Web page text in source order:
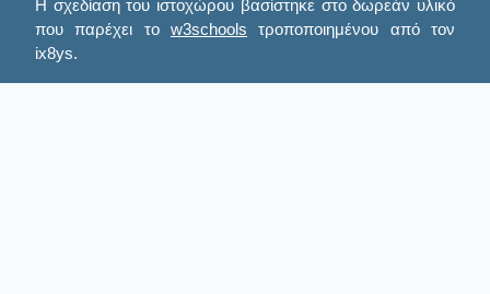
Η σχεδίαση του ιστοχώρου βασίστηκε στο δωρεάν υλικό
που παρέχει το w3schools τροποποιημένου από τον
ix8ys.